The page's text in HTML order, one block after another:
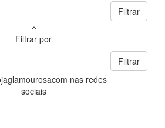
Filtrar
Filtrar por
Filtrar
nas redes
sociais